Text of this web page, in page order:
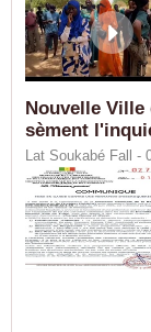
Nouvelle
sèment
Lat Soukabé Fall -